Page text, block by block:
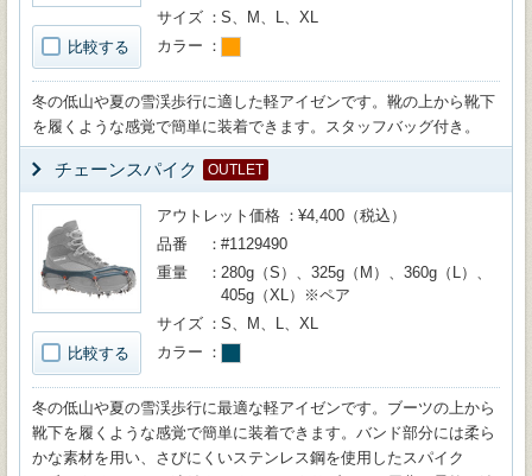
比較する
サイズ
S、M、L、XL
カラー
冬の低山や夏の雪渓歩行に適した軽アイゼンです。靴の上から靴下
を履くような感覚で簡単に装着できます。スタッフバッグ付き。
チェーンスパイク OUTLET
比較する
アウトレット価格
¥4,400（税込）
品番
#1129490
重量
280g（S）、325g（M）、360g（L）、
405g（XL）※ペア
サイズ
S、M、L、XL
カラー
冬の低山や夏の雪渓歩行に最適な軽アイゼンです。ブーツの上から
靴下を履くような感覚で簡単に装着できます。バンド部分には柔ら
かな素材を用い、さびにくいステンレス鋼を使用したスパイク